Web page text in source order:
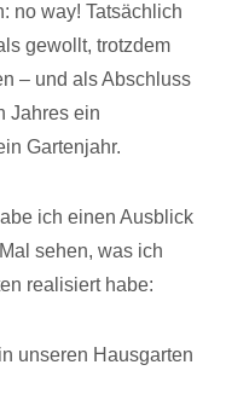
no way! Tatsächlich
gewollt, trotzdem
– und als Abschluss
Jahres ein
Gartenjahr.
ich einen Ausblick
sehen, was ich
realisiert habe:
unseren Hausgarten